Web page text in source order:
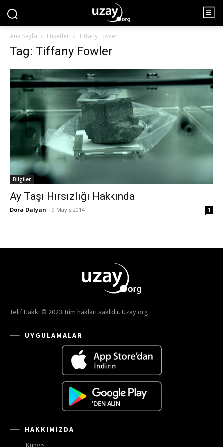
Ana Sayfa Etiketler Tiffany Fowler
Tag: Tiffany Fowler
Bilgiler
Ay Taşı Hırsızlığı Hakkında
Dora Dalyan - 9 Mayıs 2014 1
Telif Hakkı © 2023 Tüm hakları saklıdır. Uzay.org
UYGULAMALAR
HAKKIMIZDA